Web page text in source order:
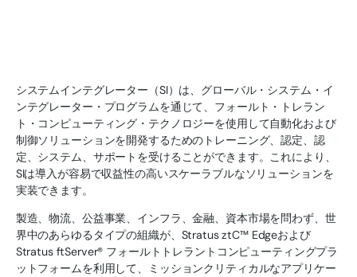
システムインテグレーター（SI）は、グローバル・システム・イ
ンテグレーター・プログラムを通じて、フォールト・トレラン
ト・コンピューティング・テクノロジーを使用して自動化および
制御ソリューションを開発するためのトレーニング、認定、認
定、システム、サポートを受けることができます。これにより、
SIは導入が容易で収益性の高いスケーラブルなソリューションを
実装できます。
製造、物流、公益事業、インフラ、金融、資本市場を問わず、世
界中のあらゆるタイプの組織が、Stratus ztC™ Edgeおよび
Stratus ftServer® フォールトトレラントコンピューティングプラ
ットフォームを利用して、ミッションクリティカルなアプリケー